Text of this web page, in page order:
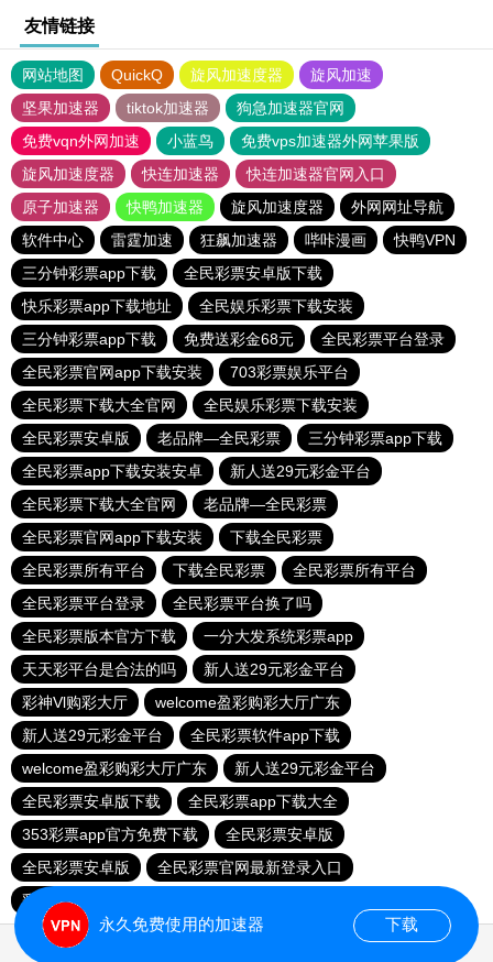
友情链接
网站地图 QuickQ 旋风加速度器
旋风加速
坚果加速器
tiktok加速器
狗急加速器官网
免费vqn外网加速
小蓝鸟
免费vps加速器外网苹果版
旋风加速度器
快连加速器
快连加速器官网入口
原子加速器
快鸭加速器 旋风加速度器
外网网址导航
软件中心
雷霆加速 狂飙加速器 哔咔漫画
快鸭VPN
三分钟彩票app下载
全民彩票安卓版下载
快乐彩票app下载地址
全民娱乐彩票下载安装
三分钟彩票app下载
免费送彩金68元
全民彩票平台登录
全民彩票官网app下载安装
703彩票娱乐平台
全民彩票下载大全官网
全民娱乐彩票下载安装
全民彩票安卓版
老品牌—全民彩票
三分钟彩票app下载
全民彩票app下载安装安卓
新人送29元彩金平台
全民彩票下载大全官网
老品牌—全民彩票
全民彩票官网app下载安装
下载全民彩票
全民彩票所有平台
下载全民彩票
全民彩票所有平台
全民彩票平台登录
全民彩票平台换了吗
全民彩票版本官方下载
一分大发系统彩票app
天天彩平台是合法的吗
新人送29元彩金平台
彩神Vl购彩大厅
welcome盈彩购彩大厅广东
新人送29元彩金平台
全民彩票软件app下载
welcome盈彩购彩大厅广东
新人送29元彩金平台
全民彩票安卓版下载
全民彩票app下载大全
353彩票app官方免费下载
全民彩票安卓版
全民彩票安卓版
全民彩票官网最新登录入口
彩神Vl购彩大厅
永久免费使用的加速器 下载